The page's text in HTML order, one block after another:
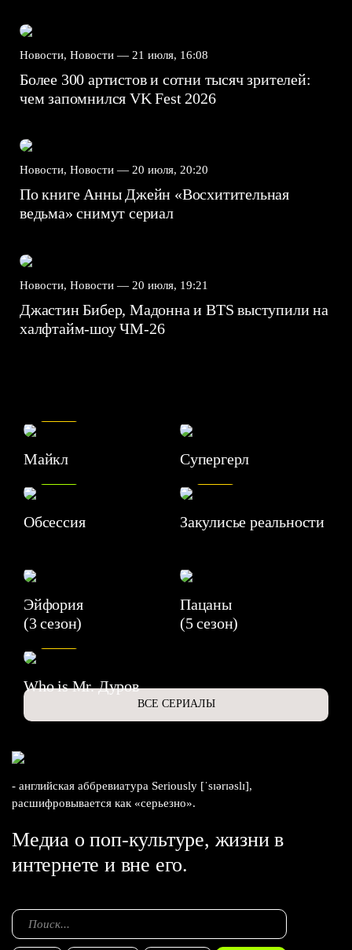
Новости, Новости — 21 июля, 16:08
Более 300 артистов и сотни тысяч зрителей:
чем запомнился VK Fest 2026
Новости, Новости — 20 июля, 20:20
По книге Анны Джейн «Восхитительная
ведьма» снимут сериал
Новости, Новости — 20 июля, 19:21
Джастин Бибер, Мадонна и BTS выступили на
халфтайм-шоу ЧМ-26
Майкл Супергерл
Обсессия
7.1
Закулисье реальности
Эйфория
(3 сезон)
Пацаны
(5 сезон)
Who is Mr. Дуров
ВСЕ СЕРИАЛЫ
- английская аббревиатура Seriously [ˈsɪərɪəslɪ],
расшифровывается как «серьезно».
Медиа о поп-культуре, жизни в
интернете и вне его.